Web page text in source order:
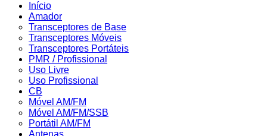
Início
Amador
Transceptores de Base
Transceptores Móveis
Transceptores Portáteis
PMR / Profissional
Uso Livre
Uso Profissional
CB
Móvel AM/FM
Móvel AM/FM/SSB
Portátil AM/FM
Antenas